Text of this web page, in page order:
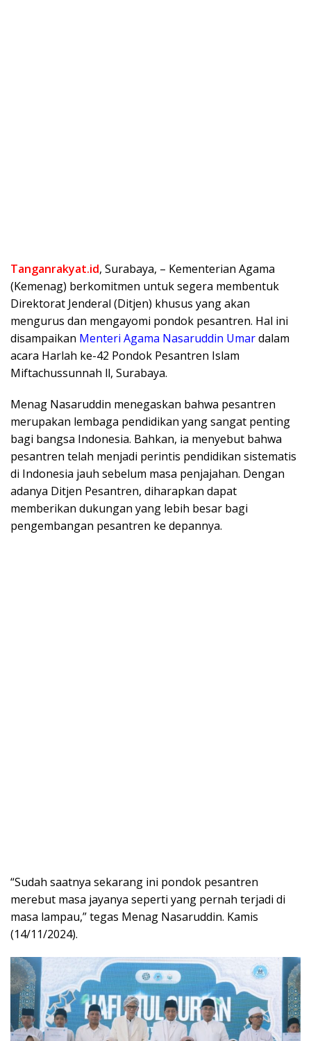
Tanganrakyat.id, Surabaya, – Kementerian Agama
(Kemenag) berkomitmen untuk segera membentuk
Direktorat Jenderal (Ditjen) khusus yang akan
mengurus dan mengayomi pondok pesantren. Hal ini
disampaikan Menteri Agama Nasaruddin Umardalam
acara Harlah ke-42 Pondok Pesantren Islam
Miftachussunnah ll, Surabaya.
Menag Nasaruddin menegaskan bahwa pesantren
merupakan lembaga pendidikan yang sangat penting
bagi bangsa Indonesia. Bahkan, ia menyebut bahwa
pesantren telah menjadi perintis pendidikan sistematis
di Indonesia jauh sebelum masa penjajahan. Dengan
adanya Ditjen Pesantren, diharapkan dapat
memberikan dukungan yang lebih besar bagi
pengembangan pesantren ke depannya.
“Sudah saatnya sekarang ini pondok pesantren
merebut masa jayanya seperti yang pernah terjadi di
masa lampau,” tegas Menag Nasaruddin. Kamis
(14/11/2024).